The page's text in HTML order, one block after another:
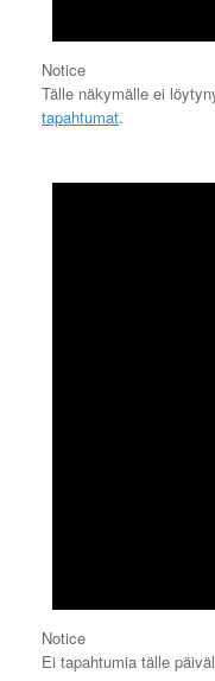
Notice
Tälle näkymälle ei
tapahtumat.
Notice
Ei tapahtumia tälle